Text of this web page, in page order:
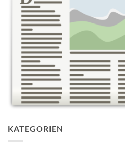
KATEGORIEN